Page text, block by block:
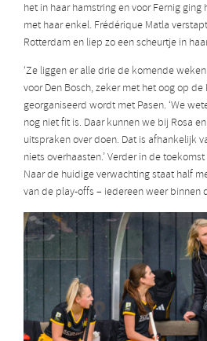
het in haar hamstring en voor Fernig
met haar enkel. Frédérique Matla
Rotterdam en liep zo een scheurtje in
‘Ze liggen er alle drie de komende
voor Den Bosch, zeker met het oog op
georganiseerd wordt met Pasen. ‘We
nog niet fit is. Daar kunnen we bij Rosa
uitspraken over doen. Dat is afhankelijk
niets overhaasten.’ Verder in de
Naar de huidige verwachting staat half
van de play-offs – iedereen weer binnen